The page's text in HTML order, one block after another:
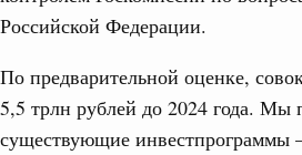
Российской Федерации.
По предварительной оценке,
5,5 трлн рублей до 2024 года. Мы
существующие инвестпрограммы